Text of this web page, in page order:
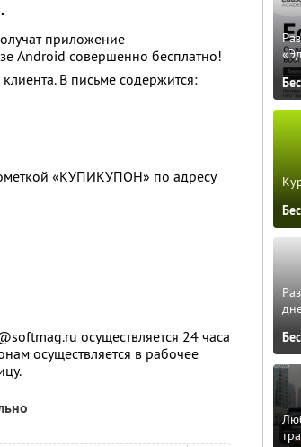
приложение
Android совершенно бесплатно!
В письме содержится:
«КУПИКУПОН» по адресу
осуществляется 24 часа
осуществляется в рабочее